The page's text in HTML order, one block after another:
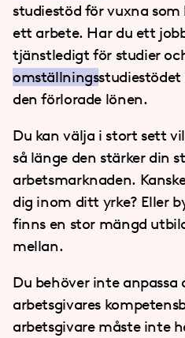
studiestöd för vuxna
ett arbete. Har du ett
tjänstledigt för studier
omställningsstudiestödet
den förlorade lönen.
Du kan välja i stort sett
så länge den stärker din
arbetsmarknaden.
dig inom ditt yrke? Eller
finns en stor mängd
mellan.
Du behöver inte anpassa
arbetsgivares
arbetsgivare måste inte